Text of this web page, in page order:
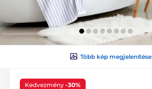
Több kép megjelenítése
Kedvezmény -30%